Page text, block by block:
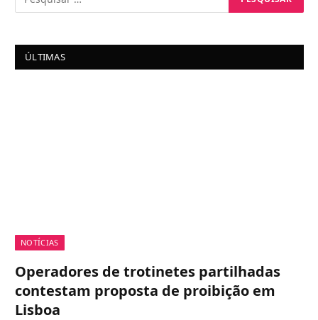
ÚLTIMAS
NOTÍCIAS
Operadores de trotinetes partilhadas
contestam proposta de proibição em
Lisboa